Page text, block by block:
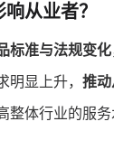
从业者？
标准与法规变化
显上升， 推
体行业的服务